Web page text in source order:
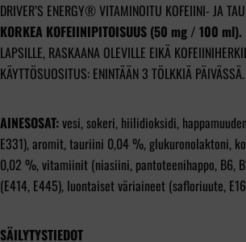
DRIVER’S ENERGY® VITAMINOITU KOFEIINI- JA
KORKEA KOFEIINIPITOISUUS (50 mg / 100 ml).
LAPSILLE, RASKAANA OLEVILLE EIKÄ
KÄYTTÖSUOSITUS: ENINTÄÄN 3 TÖLKKIÄ PÄIVÄSSÄ.
AINESOSAT:vesi, sokeri, hiilidioksidi,
E331), aromit, tauriini 0,04 %, glukuronolaktoni,
0,02 %, vitamiinit (niasiini, pantoteenihappo, B6,
(E414, E445), luontaiset väriaineet (safloriuute,
SÄILYTYSTIEDOT